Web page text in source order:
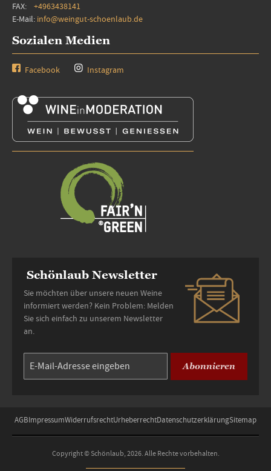
FAX: +4963438141
E-Mail: info@weingut-schoenlaub.de
Sozialen Medien
Facebook Instagram
Schönlaub Newsletter
Sie möchten über unsere neuen Weine
informiert werden? Kein Problem: Melden
Sie sich einfach zu unserem Newsletter
an.
Abonnieren
AGBImpressumWiderrufsrechtUrheberrechtDatenschutzerklärungSitemap
Copyright © Schönlaub, 2026. Alle Rechte vorbehalten.